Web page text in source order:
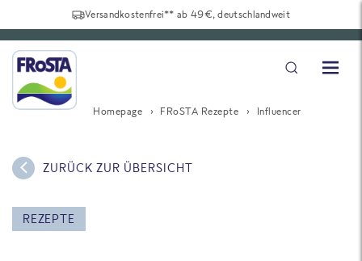
Versandkostenfrei** ab 49€, deutschlandweit
Homepage FRoSTA Rezepte Influencer
REZEPTE
ZURÜCK ZUR ÜBERSICHT